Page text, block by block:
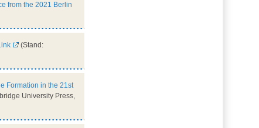
from the 2021 Berlin
(Stand:
Formation in the 21st
University Press,